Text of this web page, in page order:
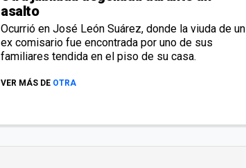
asalto
Ocurrió en José León Suárez, donde la viuda de un
ex comisario fue encontrada por uno de sus
familiares tendida en el piso de su casa.
VER MÁS DE OTRA